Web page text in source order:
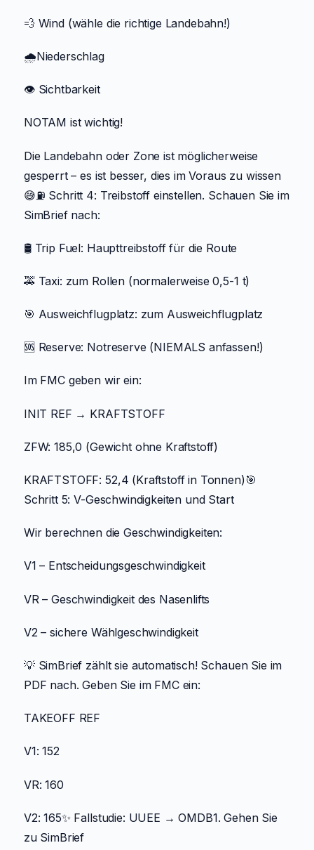
💨 Wind (wähle die richtige Landebahn!)
🌧️Niederschlag
👁️ Sichtbarkeit
NOTAM ist wichtig!
Die Landebahn oder Zone ist möglicherweise
gesperrt – es ist besser, dies im Voraus zu wissen
😅⛽ Schritt 4: Treibstoff einstellen. Schauen Sie im
SimBrief nach:
🛢️ Trip Fuel: Haupttreibstoff für die Route
🚕 Taxi: zum Rollen (normalerweise 0,5-1 t)
🎯 Ausweichflugplatz: zum Ausweichflugplatz
🆘 Reserve: Notreserve (NIEMALS anfassen!)
Im FMC geben wir ein:
INIT REF → KRAFTSTOFF
ZFW: 185,0 (Gewicht ohne Kraftstoff)
KRAFTSTOFF: 52,4 (Kraftstoff in Tonnen)🎯
Schritt 5: V-Geschwindigkeiten und Start
Wir berechnen die Geschwindigkeiten:
V1 – Entscheidungsgeschwindigkeit
VR – Geschwindigkeit des Nasenlifts
V2 – sichere Wählgeschwindigkeit
💡 SimBrief zählt sie automatisch! Schauen Sie im
PDF nach. Geben Sie im FMC ein:
TAKEOFF REF
V1: 152
VR: 160
V2: 165✨ Fallstudie: UUEE → OMDB1. Gehen Sie
zu SimBrief